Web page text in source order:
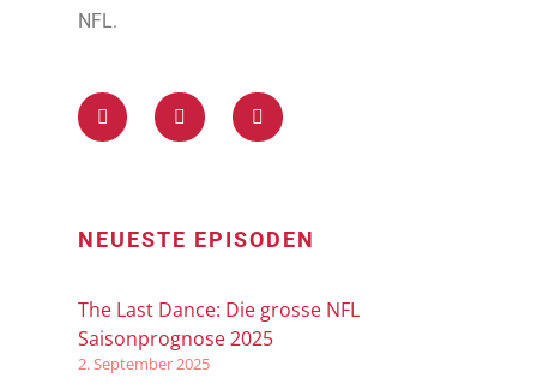
NFL.
NEUESTE EPISODEN
The Last Dance: Die grosse NFL
Saisonprognose 2025
2. September 2025